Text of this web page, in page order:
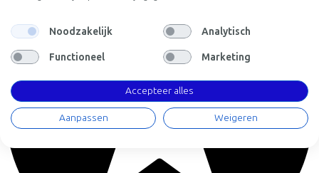
Noodzakelijk Analytisch
Functioneel Marketing
Accepteer alles
Aanpassen Weigeren